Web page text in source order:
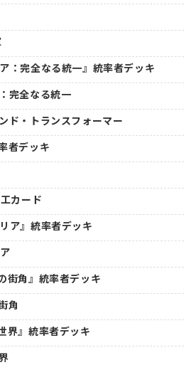
：完全なる統一』統率者デッキ
完全なる統一
ド・トランスフォーマー
者デッキ
カード
ア』統率者デッキ
街角』統率者デッキ
角
界』統率者デッキ